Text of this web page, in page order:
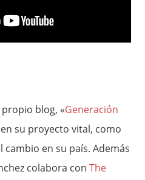
blog, «Generación
su proyecto vital, como
en su país. Además
colabora conThe